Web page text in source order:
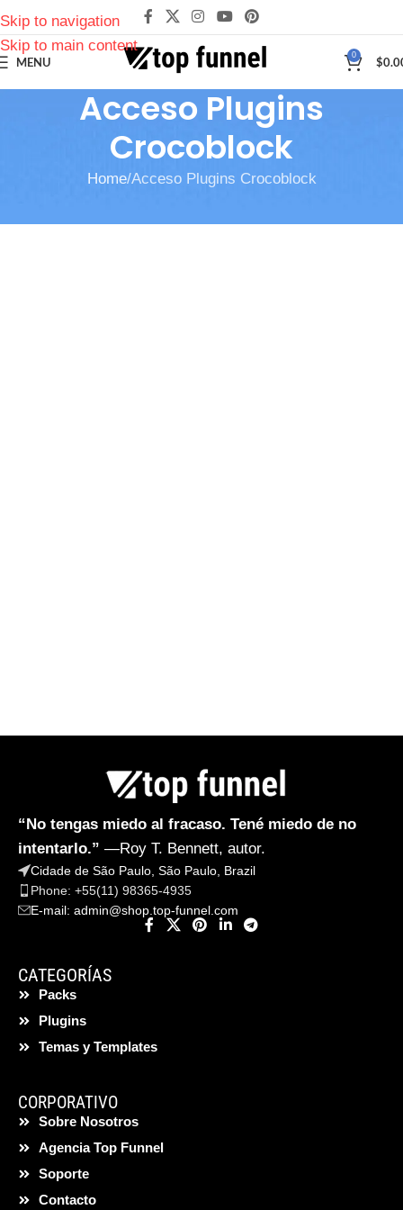
Skip to navigation
Skip to main content
MENU 0 $
Acceso Plugins
Crocoblock
Home Acceso Plugins Crocoblock
“No tengas miedo al fracaso. Tené miedo de no
intentarlo.” —Roy T. Bennett, autor.
Cidade de São Paulo, São Paulo, Brazil
Phone: +55(11) 98365-4935
E-mail: admin@shop.top-funnel.com
CATEGORÍAS
Packs
Plugins
Temas y Templates
CORPORATIVO
Sobre Nosotros
Agencia Top Funnel
Soporte
Contacto